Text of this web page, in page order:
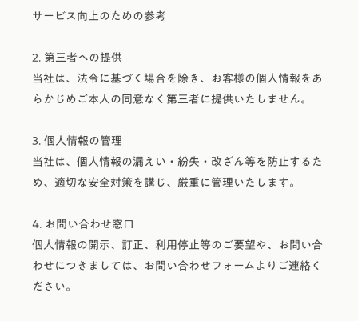
サービス向上のための参考
2. 第三者への提供
当社は、法令に基づく場合を除き、お客様の個人情報をあ
らかじめご本人の同意なく第三者に提供いたしません。
3. 個人情報の管理
当社は、個人情報の漏えい・紛失・改ざん等を防止するた
め、適切な安全対策を講じ、厳重に管理いたします。
4. お問い合わせ窓口
個人情報の開示、訂正、利用停止等のご要望や、お問い合
わせにつきましては、お問い合わせフォームよりご連絡く
ださい。